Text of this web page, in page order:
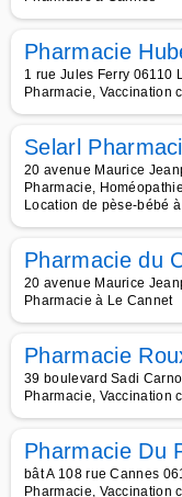
Pharmacie
1 rue Jules Ferry 06110
Pharmacie, Vaccination
Selarl
20 avenue Maurice
Pharmacie,
Location de pèse-bébé
Pharmacie du
20 avenue Maurice
Pharmacie à Le Cannet
Pharmacie
39 boulevard Sadi
Pharmacie, Vaccination
Pharmacie Du
bât A 108 rue Cannes
Pharmacie, Vaccination